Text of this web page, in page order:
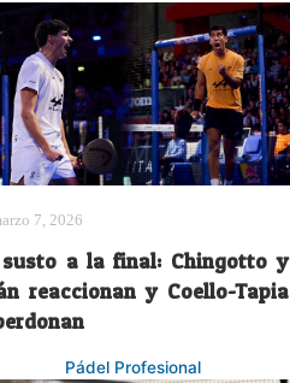
7, 2026
susto a la final: Chingotto y
reaccionan y Coello-Tapia
Pádel Profesional